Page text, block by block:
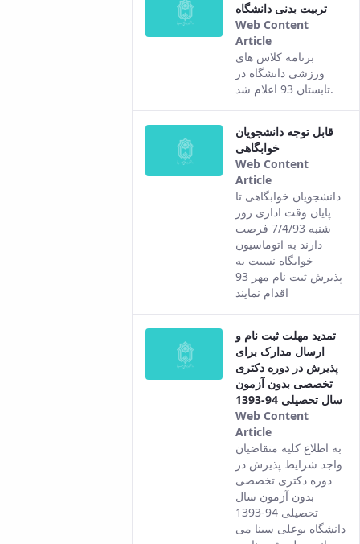
this
content.
تربیت بدنی دانشگاه
Web Content
Article
This result
comes from
the Persian
version of this
برنامه کلاس های
ورزشی دانشگاه در
تابستان 93 اعلام شد.
قابل توجه دانشجویان
خوابگاهی
Web Content
Article
This result
comes from
the Persian
version of this
content.
دانشجویان خوابگاهی تا
پایان وقت اداری روز
شنبه 7/4/93 فرصت
دارند به اتوماسیون
خوابگاه نسبت به
پذیرش ثبت نام مهر 93
اقدام نمایند
تمدید مهلت ثبت نام و
ارسال مدارک برای
پذیرش در دوره دکتری
تخصصی بدون آزمون
سال تحصیلی 94-1393
Web Content
Article
This result
comes from
the Persian
version of this
content.
به اطلاع کلیه متقاضیان
واجد شرایط پذیرش در
دوره دکتری تخصصی
بدون آزمون سال
تحصیلی 94-1393
دانشگاه بوعلی سینا می